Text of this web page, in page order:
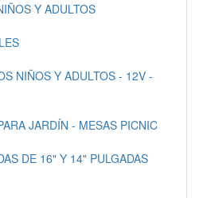
Y ADULTOS
NIÑOS Y ADULTOS - 12V -
JARDÍN - MESAS PICNIC
DE 16" Y 14" PULGADAS